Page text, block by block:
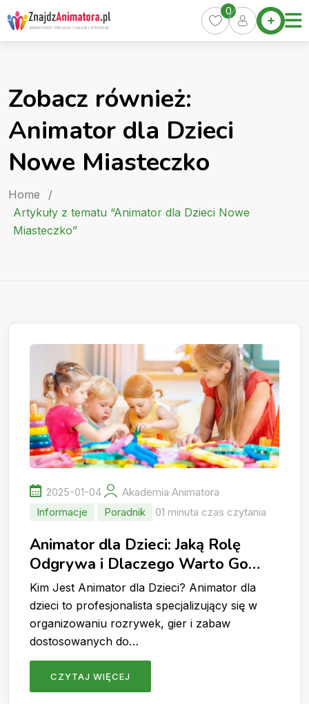
Skip
to
content
Home
Oferty
Kurs
Artykuły
0
Zobacz również:
Animator dla Dzieci
Nowe Miasteczko
Home
/
Artykuły z tematu “Animator dla Dzieci Nowe
Miasteczko”
2025-01-04
Akademia Animatora
Informacje
Poradnik 01 minuta czas czytania
Animator dla Dzieci: Jaką Rolę
Odgrywa i Dlaczego Warto Go
Wynająć?
Kim Jest Animator dla Dzieci? Animator dla
dzieci to profesjonalista specjalizujący się w
organizowaniu rozrywek, gier i zabaw
dostosowanych do…
CZYTAJ WIĘCEJ